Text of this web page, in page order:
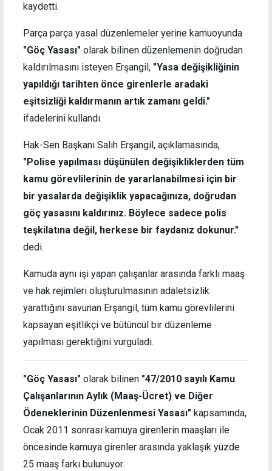
kaydetti.
Parça parça yasal düzenlemeler yerine kamuoyunda
"Göç Yasası" olarak bilinen düzenlemenin doğrudan
kaldırılmasını isteyen Erşangil, "Yasa değişikliğinin
yapıldığı tarihten önce girenlerle aradaki
eşitsizliği kaldırmanın artık zamanı geldi."
ifadelerini kullandı.
Hak-Sen Başkanı Salih Erşangil, açıklamasında,
"Polise yapılması düşünülen değişikliklerden tüm
kamu görevlilerinin de yararlanabilmesi için bir
bir yasalarda değişiklik yapacağınıza, doğrudan
göç yasasını kaldırınız. Böylece sadece polis
teşkilatına değil, herkese bir faydanız dokunur."
dedi.
Kamuda aynı işi yapan çalışanlar arasında farklı maaş
ve hak rejimleri oluşturulmasının adaletsizlik
yarattığını savunan Erşangil, tüm kamu görevlilerini
kapsayan eşitlikçi ve bütüncül bir düzenleme
yapılması gerektiğini vurguladı.
"Göç Yasası" olarak bilinen "47/2010 sayılı Kamu
Çalışanlarının Aylık (Maaş-Ücret) ve Diğer
Ödeneklerinin Düzenlenmesi Yasası" kapsamında,
Ocak 2011 sonrası kamuya girenlerin maaşları ile
öncesinde kamuya girenler arasında yaklaşık yüzde
25 maaş farkı bulunuyor.